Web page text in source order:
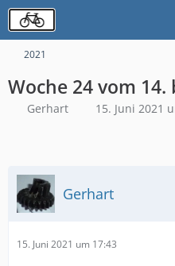
2021
Woche 24 vom 14.
Gerhart 15. Juni 2021
Gerhart
15. Juni 2021 um 17:43